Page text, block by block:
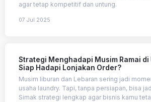
agar tetap kompetitif dan untung.
07 Jul 2025
Strategi Menghadapi Musim Ramai di
Siap Hadapi Lonjakan Order?
Musim liburan dan Lebaran sering jadi
usaha laundry. Tapi, tanpa persiapan, bisa
Simak strategi lengkap agar bisnis kamu